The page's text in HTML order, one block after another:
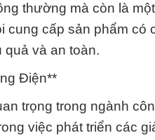
thường mà còn là
cung cấp sản phẩm có
và an toàn.
Điện**
trọng trong ngành
việc phát triển các